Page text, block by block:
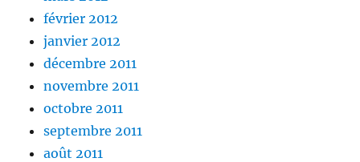
février 2012
janvier 2012
décembre 2011
novembre 2011
octobre 2011
septembre 2011
août 2011